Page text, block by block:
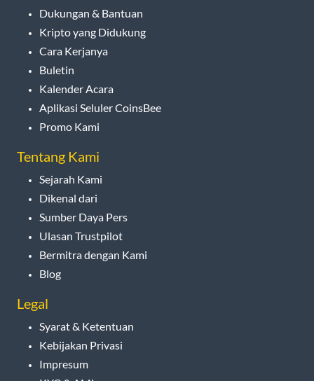
Dukungan & Bantuan
Kripto yang Didukung
Cara Kerjanya
Buletin
Kalender Acara
Aplikasi Seluler CoinsBee
Promo Kami
Tentang Kami
Sejarah Kami
Dikenal dari
Sumber Daya Pers
Ulasan Trustpilot
Bermitra dengan Kami
Blog
Legal
Syarat & Ketentuan
Kebijakan Privasi
Impresum